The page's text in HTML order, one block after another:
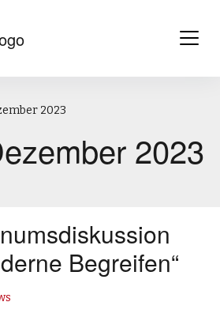
2023
2023
Begreifen“